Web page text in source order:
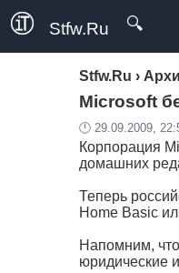
Stfw.Ru 🔍
Stfw.Ru ›
Microsoft
🕛 29.09.2009,
Корпорация
домашних
Теперь
Home Basic
Напомним,
юридические